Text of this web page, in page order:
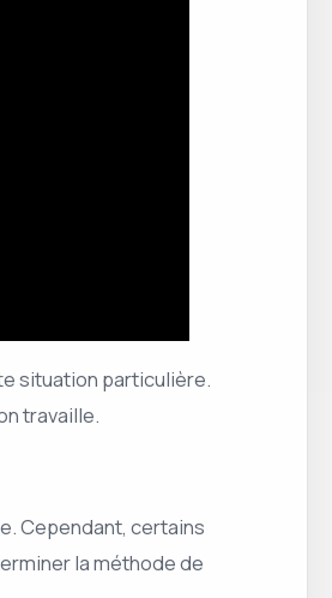
situation particulière.
travaille.
Cependant, certains
la méthode de